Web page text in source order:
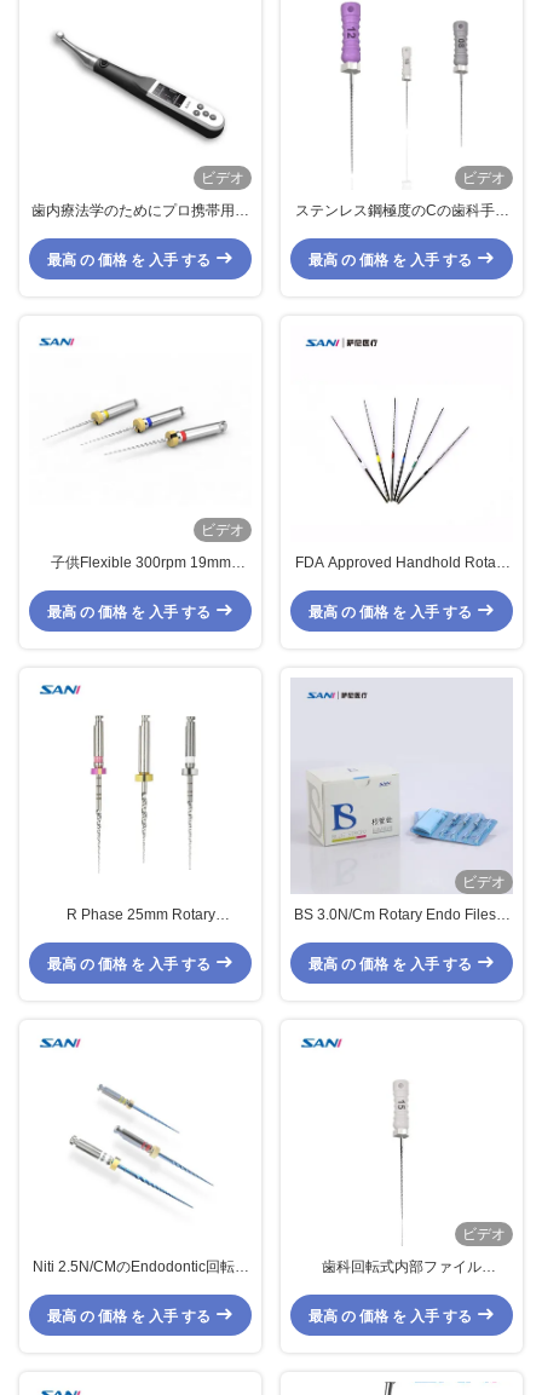
ビデオ
歯内療法学のためにプロ携帯用黒
ーEDO-1
最高 の 価格 を 入手 する
ビデオ
ステンレス鋼極度のCの歯科手は
をファイルする
最高 の 価格 を 入手 する
ビデオ
子供Flexible 300rpm 19mm
Heat Activation
最高 の 価格 を 入手 する
FDA Approved Handhold Rotary
Endo
最高 の 価格 を 入手 する
R Phase 25mm Rotary
Retreatment
最高 の 価格 を 入手 する
ビデオ
BS 3.0N/Cm Rotary Endo Files、
最高 の 価格 を 入手 する
Niti 2.5N/CMのEndodontic回転式
ーティング
最高 の 価格 を 入手 する
ビデオ
歯科回転式内部ファイル
08# 10# 12# 15# 17#
最高 の 価格 を 入手 する